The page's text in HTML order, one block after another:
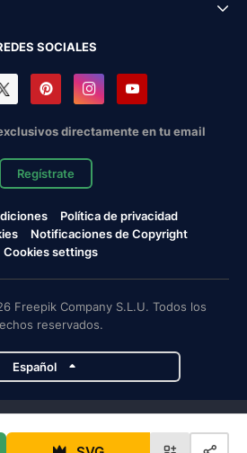
SOCIALES
directamente en tu email
Regístrate
Política de privacidad
Notificaciones de Copyright
Cookies settings
Freepik Company S.L.U. Todos los
reservados.
Español